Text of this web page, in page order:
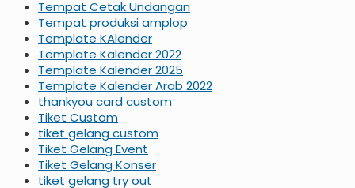
Tempat Cetak Undangan
Tempat produksi amplop
Template KAlender
Template Kalender 2022
Template Kalender 2025
Template Kalender Arab 2022
thankyou card custom
Tiket Custom
tiket gelang custom
Tiket Gelang Event
Tiket Gelang Konser
tiket gelang try out